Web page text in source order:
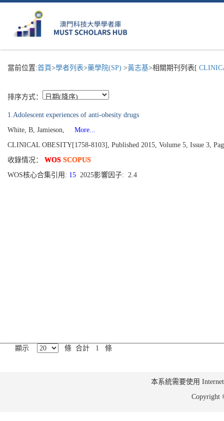
當前位置:首頁>學者列表>藥學院(SP) >黃志基>相關期刊列表[
排序方式：
1.Adolescent experiences of anti-obesity drugs
White, B, Jamieson,
More...
CLINICAL OBESITY[1758-8103], Published 2015, Volume 5, Issue 3,
收錄情况： WOS SCOPUS
WOS核心合集引用: 15 2025影響因子: 2.4
顯示 條 合計 1 條
本系統需要使用
Copyright